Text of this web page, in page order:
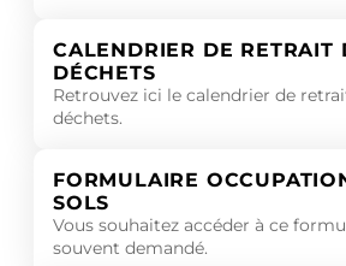
CALENDRIER DE RETRAIT
DÉCHETS
Retrouvez ici le calendrier de
déchets.
FORMULAIRE
SOLS
Vous souhaitez accéder à ce
souvent demandé.